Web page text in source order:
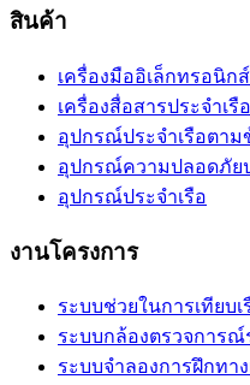
สินค้า
เครื่องมืออิเล็กทรอนิก
เครื่องสื่อสารประจำเรือ
อุปกรณ์ประจำเรือตาม
อุปกรณ์ความปลอดภัย
อุปกรณ์ประจำเรือ
งานโครงการ
ระบบช่วยในการเทียบเ
ระบบกล้องตรวจการณ์
ระบบจำลองการฝึกทาง